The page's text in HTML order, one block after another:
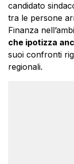
candidato
tra le persone
Finanza
che ipotizza
suoi confronti
regionali.